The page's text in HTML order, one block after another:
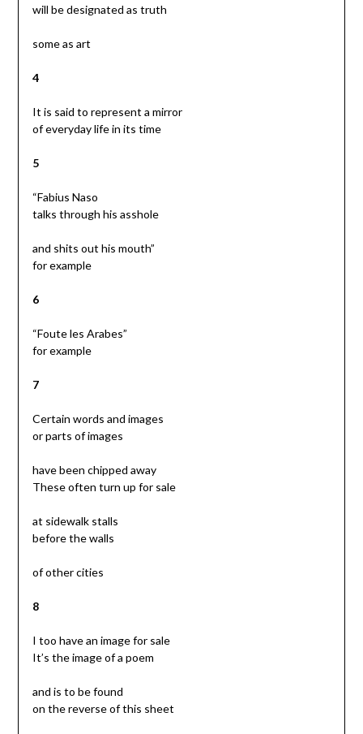
will be designated as truth
some as art
4
It is said to represent a mirror
of everyday life in its time
5
“Fabius Naso
talks through his asshole
and shits out his mouth”
for example
6
“Foute les Arabes”
for example
7
Certain words and images
or parts of images
have been chipped away
These often turn up for sale
at sidewalk stalls
before the walls
of other cities
8
I too have an image for sale
It’s the image of a poem
and is to be found
on the reverse of this sheet